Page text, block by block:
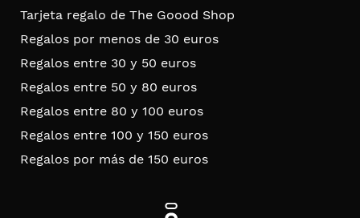
Tarjeta regalo de The Goood Shop
Regalos por menos de 30 euros
Regalos entre 30 y 50 euros
Regalos entre 50 y 80 euros
Regalos entre 80 y 100 euros
Regalos entre 100 y 150 euros
Regalos por más de 150 euros